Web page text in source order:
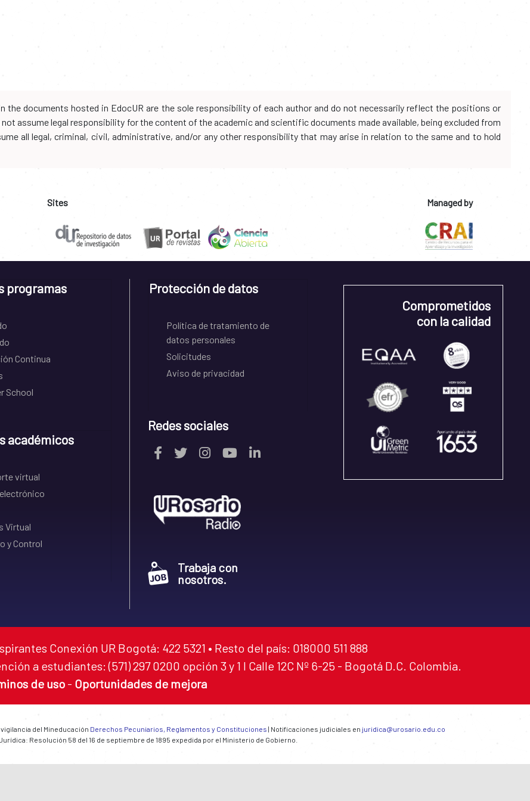
the documents hosted in EdocUR are the sole responsibility of each author and do not necessarily reflect the positions or
assume legal responsibility for the content of the academic and scientific documents made available, being excluded from
all legal, criminal, civil, administrative, and/or any other responsibility that may arise in relation to the same and to hold
Sites Managed by
programas
Continua
School
académicos
virtual
Virtual
y Control
Protección de datos
Política de tratamiento de
datos personales
Solicitudes
Aviso de privacidad
Redes sociales
Trabaja con
nosotros.
Comprometidos
con la calidad
Conexión UR Bogotá: 422 5321 • Resto del país: 018000 511 888
a estudiantes: (571) 297 0200 opción 3 y 1 I Calle 12C Nº 6-25 - Bogotá D.C. Colombia.
de uso - Oportunidades de mejora
del Mineducación Derechos Pecuniarios, Reglamentos y Constituciones | Notificaciones judiciales en juridica@urosario.edu.co
Resolución 58 del 16 de septiembre de 1895 expedida por el Ministerio de Gobierno.